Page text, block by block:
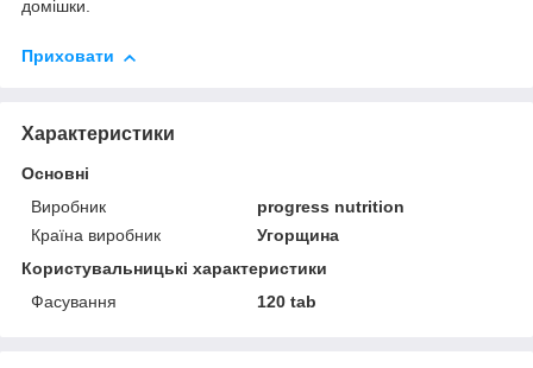
домішки.
Приховати
Характеристики
Основні
Виробник
progress nutrition
Країна виробник
Угорщина
Користувальницькі характеристики
Фасування
120 tab